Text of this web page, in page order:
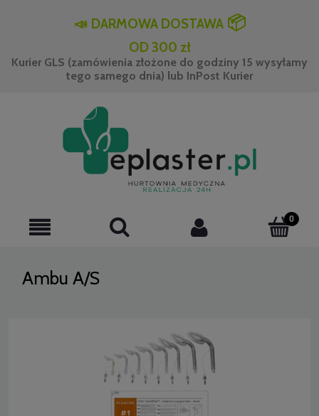
📣 DARMOWA DOSTAWA📦
OD 300 zł
Kurier GLS (zamówienia złożone do godziny 15 wysyłamy
tego samego dnia) lub InPost Kurier
Ambu A/S